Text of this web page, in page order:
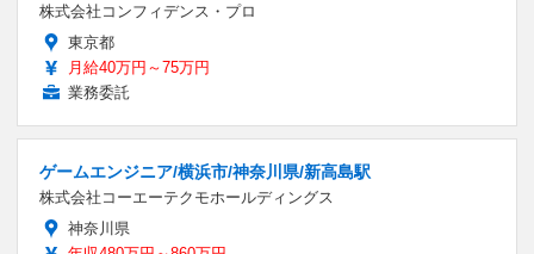
株式会社コンフィデンス・プロ
東京都
月給40万円～75万円
業務委託
ゲームエンジニア/横浜市/神奈川県/新高島駅
株式会社コーエーテクモホールディングス
神奈川県